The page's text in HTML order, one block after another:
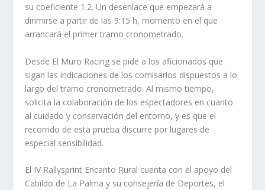
su coeficiente 1.2. Un desenlace que empezará a
dirimirse a partir de las 9:15 h, momento en el que
arrancará el primer tramo cronometrado.
Desde El Muro Racing se pide a los aficionados que
sigan las indicaciones de los comisarios dispuestos a lo
largo del tramo cronometrado. Al mismo tiempo,
solicita la colaboración de los espectadores en cuanto
al cuidado y conservación del entorno, y es que el
recorrido de esta prueba discurre por lugares de
especial sensibilidad.
El IV Rallysprint Encanto Rural cuenta con el apoyo del
Cabildo de La Palma y su consejería de Deportes, el